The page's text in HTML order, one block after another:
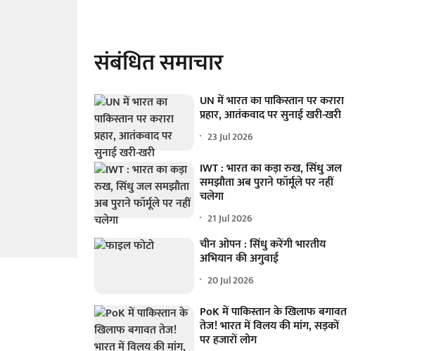
संबंधित समाचार
UN में भारत का पाकिस्तान पर करारा
प्रहार, आतंकवाद पर सुनाई खरी-खरी
23 Jul 2026
IWT : भारत का कड़ा रुख, सिंधु जल
समझौता अब पुराने फॉर्मूले पर नहीं
चलेगा
21 Jul 2026
चीन ओपन : सिंधु करेंगी भारतीय
अभियान की अगुवाई
20 Jul 2026
PoK में पाकिस्तान के खिलाफ बगावत
तेज! भारत में विलय की मांग, सड़कों
पर हजारों लोग